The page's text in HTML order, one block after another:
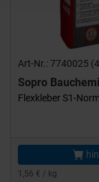
Art-Nr.: 7740025
Sopro
Flexkleber S1-
1,56 € / kg